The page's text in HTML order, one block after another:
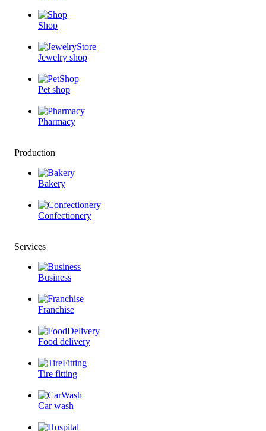
Shop
Jewelry shop
Pet shop
Pharmacy
Production
Bakery
Confectionery
Services
Business
Franchise
Food delivery
Tire fitting
Car wash